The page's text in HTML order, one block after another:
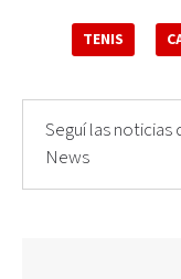
TENIS
Seguí las
News